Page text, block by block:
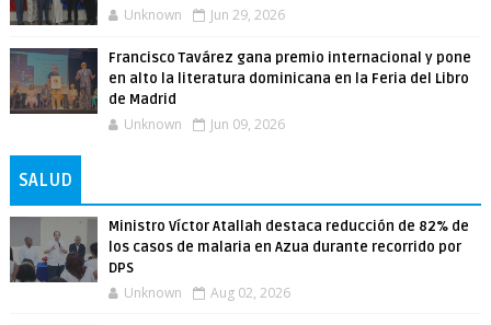
Unknown Jun 29, 2026
Francisco Tavárez gana premio internacional y pone
en alto la literatura dominicana en la Feria del Libro
de Madrid
Unknown Jun 09, 2026
SALUD
Ministro Víctor Atallah destaca reducción de 82% de
los casos de malaria en Azua durante recorrido por
DPS
Unknown Aug 02, 2026